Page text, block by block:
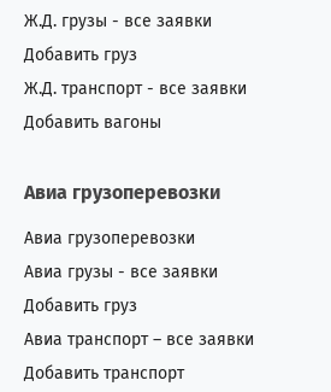
Ж.Д. грузы - все заявки
Добавить груз
Ж.Д. транспорт - все заявки
Добавить вагоны
Авиа грузоперевозки
Авиа грузоперевозки
Авиа грузы - все заявки
Добавить груз
Авиа транспорт – все заявки
Добавить транспорт